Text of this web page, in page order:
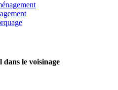
dans le voisinage